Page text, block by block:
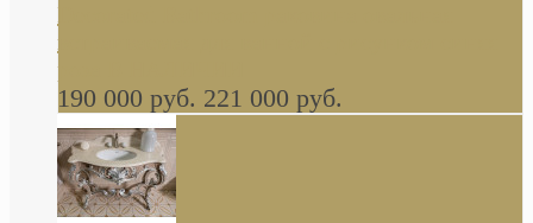
Decorated Bathroom раковина овальная
встраиваемая для ванной с рисунком синяя
роза В НАЛИЧИИ
190 000 руб. 221 000 руб.